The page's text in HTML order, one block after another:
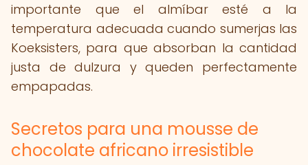
importante que el almíbar esté a la
temperatura adecuada cuando sumerjas las
Koeksisters, para que absorban la cantidad
justa de dulzura y queden perfectamente
empapadas.
Secretos para una mousse de
chocolate africano irresistible